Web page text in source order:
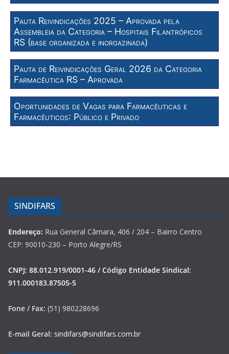
Pauta Reivindicações 2025 – Aprovada pela
Assembleia da Categoria – Hospitais Filantrópicos
RS (base organizada e inorgazinada)
Pauta de Reivindicações Geral 2026 da Categoria
Farmacêutica RS – Aprovada
Oportunidades de Vagas para Farmacêuticas e
Farmacêuticos: Público e Privado
SINDIFARS
Endereço: Rua General Câmara, 406 / 204 – Bairro Centro
CEP: 90010-230 – Porto Alegre/RS
CNPJ: 88.012.919/0001-46 / Código Entidade Sindical:
911.000183.87505-5
Fone / Fax: (51) 980228696
E-mail Geral: sindifars@sindifars.com.br